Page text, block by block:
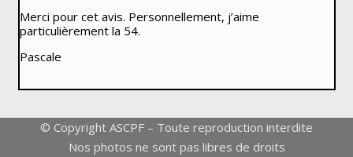
Merci pour cet avis. Personnellement, j’aime
particulièrement la 54.
Pascale
© Copyright ASCPF – Toute reproduction interdite
Nos photos ne sont pas libres de droits